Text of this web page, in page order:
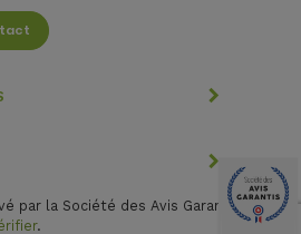
par la Société des Avis Garantis,
.